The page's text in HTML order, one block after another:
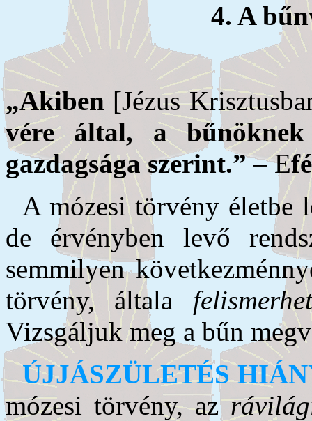
4. A
„Akiben [Jézus
vére által, a bűnöknek
gazdagsága szerint.”– E
A mózesi törvény életbe
de érvényben levő
semmilyen
törvény, általa
Vizsgáljuk meg a bűn
ÚJJÁSZÜLETÉS
mózesi törvény, az